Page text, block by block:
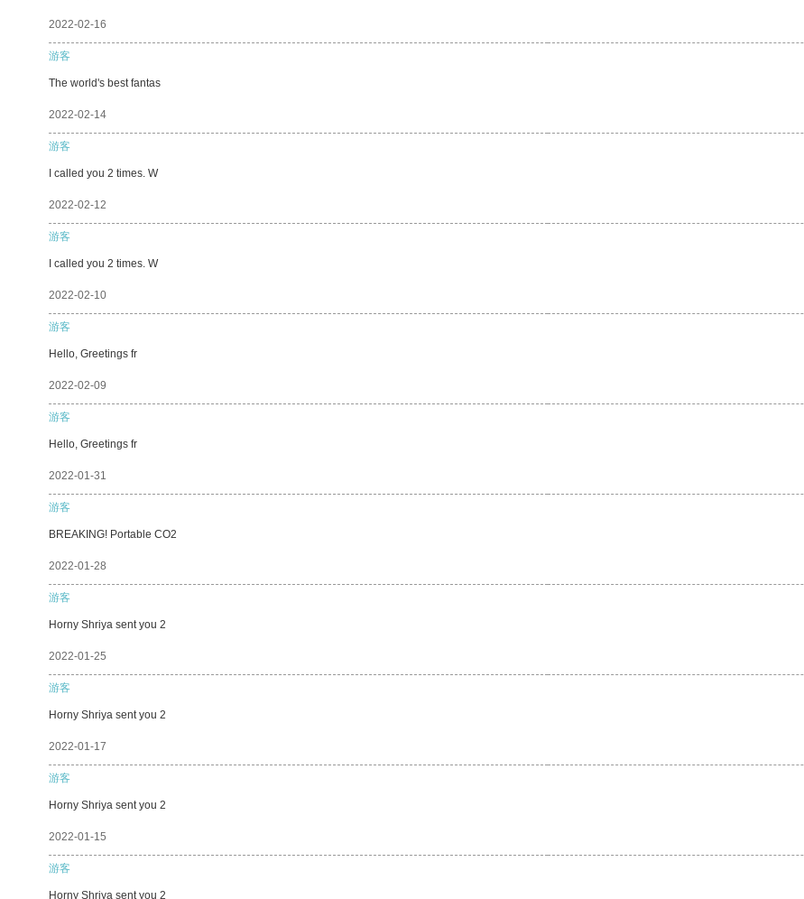
2022-02-16
游客
The world's best fantas
2022-02-14
游客
I called you 2 times. W
2022-02-12
游客
I called you 2 times. W
2022-02-10
游客
Hello, Greetings fr
2022-02-09
游客
Hello, Greetings fr
2022-01-31
游客
BREAKING! Portable CO2
2022-01-28
游客
Horny Shriya sent you 2
2022-01-25
游客
Horny Shriya sent you 2
2022-01-17
游客
Horny Shriya sent you 2
2022-01-15
游客
Horny Shriya sent you 2